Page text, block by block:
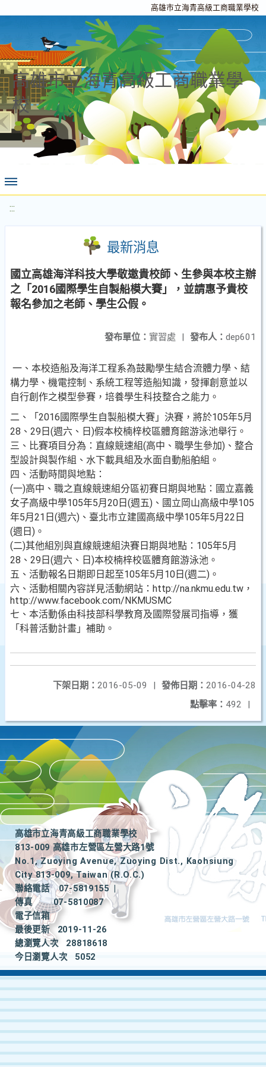
高雄市立海青高級工商職業學校
高雄市立海青高級工商職業學
校
:::
最新消息
國立高雄海洋科技大學敬邀貴校師、生參與本校主辦
之「2016國際學生自製船模大賽」，並請惠予貴校
報名參加之老師、學生公假。
發布人： dep601
發布單位： 實習處 |
一、本校造船及海洋工程系為鼓勵學生結合流體力學、結
構力學、機電控制、系統工程等造船知識，發揮創意並以
自行創作之模型參賽，培養學生科技整合之能力。
二、「2016國際學生自製船模大賽」決賽，將於105年5月
28、29日(週六、日)假本校楠梓校區體育館游泳池舉行。
三、比賽項目分為：直線競速組(高中、職學生參加)、整合
型設計與製作組、水下載具組及水面自動船舶組。
四、活動時間與地點：
(一)高中、職之直線競速組分區初賽日期與地點：國立嘉義
女子高級中學105年5月20日(週五)、國立岡山高級中學105
年5月21日(週六)、臺北市立建國高級中學105年5月22日
(週日)。
(二)其他組別與直線競速組決賽日期與地點：105年5月
28、29日(週六、日)本校楠梓校區體育館游泳池。
五、活動報名日期即日起至105年5月10日(週二)。
六、活動相關內容詳見活動網站：http://na.nkmu.edu.tw，
http://www.facebook.com/NKMUSMC
七、本活動係由科技部科學教育及國際發展司指導，獲
「科普活動計畫」補助。
發佈日期： 2016-04-28
下架日期： 2016-05-09
|
點擊率： 492 |
高雄市立海青高級工商職業學校
813-009 高雄市左營區左營大路1號
No.1, Zuoying Avenue, Zuoying Dist., Kaohsiung
City 813-009, Taiwan (R.O.C.)
聯絡電話
07-5819155
|
傳真
07-5810087
電子信箱
最後更新
2019-11-26
總瀏覽人次
28818618
今日瀏覽人次
5052